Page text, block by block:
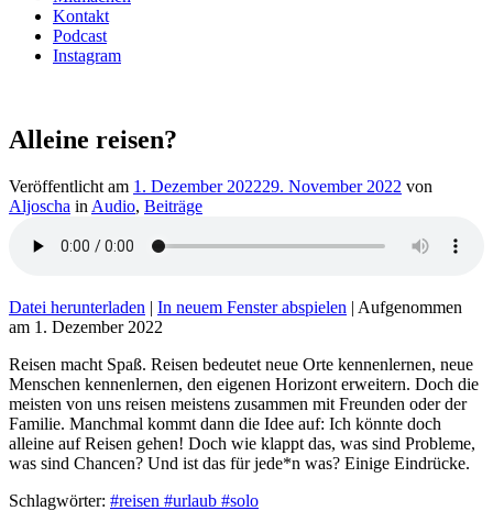
Kontakt
Podcast
Instagram
Alleine reisen?
Veröffentlicht am 1. Dezember 202229. November 2022 von
Aljoscha in Audio, Beiträge
Datei herunterladen | In neuem Fenster abspielen | Aufgenommen
am 1. Dezember 2022
Reisen macht Spaß. Reisen bedeutet neue Orte kennenlernen, neue
Menschen kennenlernen, den eigenen Horizont erweitern. Doch die
meisten von uns reisen meistens zusammen mit Freunden oder der
Familie. Manchmal kommt dann die Idee auf: Ich könnte doch
alleine auf Reisen gehen! Doch wie klappt das, was sind Probleme,
was sind Chancen? Und ist das für jede*n was? Einige Eindrücke.
Schlagwörter: #reisen #urlaub #solo